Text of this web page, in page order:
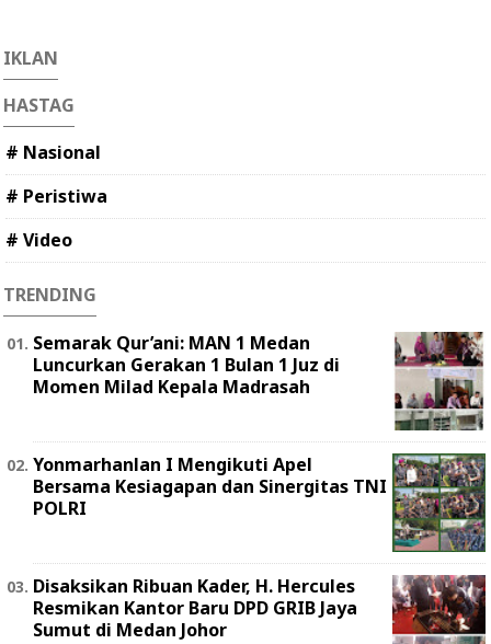
IKLAN
HASTAG
# Nasional
# Peristiwa
# Video
TRENDING
Semarak Qur’ani: MAN 1 Medan
Luncurkan Gerakan 1 Bulan 1 Juz di
Momen Milad Kepala Madrasah
Yonmarhanlan I Mengikuti Apel
Bersama Kesiagapan dan Sinergitas TNI
POLRI
Disaksikan Ribuan Kader, H. Hercules
Resmikan Kantor Baru DPD GRIB Jaya
Sumut di Medan Johor